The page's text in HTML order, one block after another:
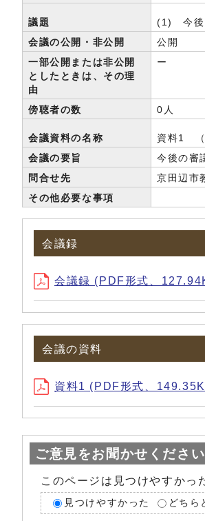
議題
(1) 今後
会議の公開・非公開
公開
一部公開または非公開
としたときは、その理
由
ー
傍聴者の数 0人
会議資料の名称
資料1 （
会議の要旨
今後の審
問合せ先
京田辺市
その他必要な事項
会議録
会議録 (PDF形式、
会議の資料
資料1 (PDF形式、
ご意見をお聞かせください
このページは見つけやすかっ
見つけやすかった どちら